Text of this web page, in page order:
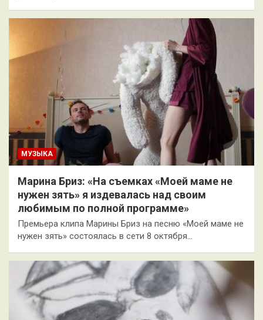
МУЗЫКА
Марина Бриз: «На съемках «Моей маме не
нужен зять» я издевалась над своим
любимым по полной программе»
Премьера клипа Марины Бриз на песню «Моей маме не
нужен зять» состоялась в сети 8 октября…